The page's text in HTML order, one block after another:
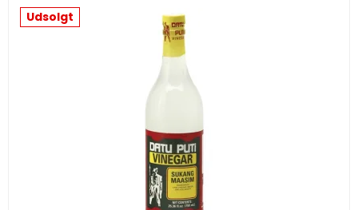
Udsolgt